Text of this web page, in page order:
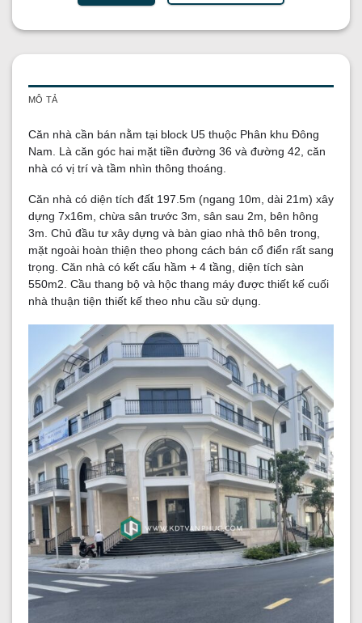
MÔ TẢ
Căn nhà cần bán nằm tại block U5 thuộc Phân khu Đông
Nam. Là căn góc hai mặt tiền đường 36 và đường 42, căn
nhà có vị trí và tầm nhìn thông thoáng.
Căn nhà có diện tích đất 197.5m (ngang 10m, dài 21m) xây
dựng 7x16m, chừa sân trước 3m, sân sau 2m, bên hông
3m. Chủ đầu tư xây dựng và bàn giao nhà thô bên trong,
mặt ngoài hoàn thiện theo phong cách bán cổ điển rất sang
trọng. Căn nhà có kết cấu hầm + 4 tầng, diện tích sàn
550m2. Cầu thang bộ và hộc thang máy được thiết kế cuối
nhà thuận tiện thiết kế theo nhu cầu sử dụng.